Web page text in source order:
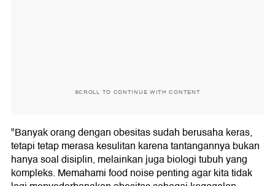
SCROLL TO CONTINUE WITH CONTENT
"Banyak orang dengan obesitas sudah berusaha keras,
tetapi tetap merasa kesulitan karena tantangannya bukan
hanya soal disiplin, melainkan juga biologi tubuh yang
kompleks. Memahami food noise penting agar kita tidak